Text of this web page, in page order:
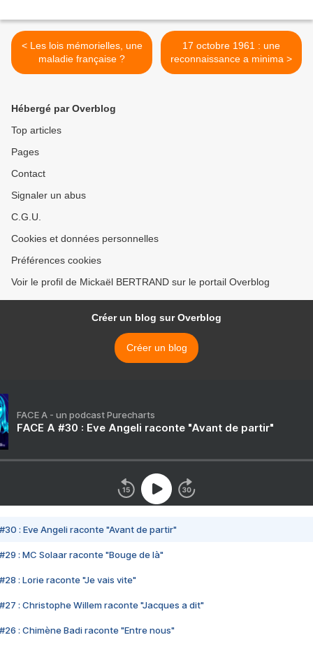
< Les lois mémorielles, une
maladie française ?
17 octobre 1961 : une
reconnaissance a minima >
Hébergé par Overblog
Top articles
Pages
Contact
Signaler un abus
C.G.U.
Cookies et données personnelles
Préférences cookies
Voir le profil de Mickaël BERTRAND sur le portail Overblog
Créer un blog sur Overblog
Créer un blog
FACE A - un podcast Purecharts
FACE A #30 : Eve Angeli raconte "Avant de partir"
#30 : Eve Angeli raconte "Avant de partir"
#29 : MC Solaar raconte "Bouge de là"
#28 : Lorie raconte "Je vais vite"
#27 : Christophe Willem raconte "Jacques a dit"
#26 : Chimène Badi raconte "Entre nous"